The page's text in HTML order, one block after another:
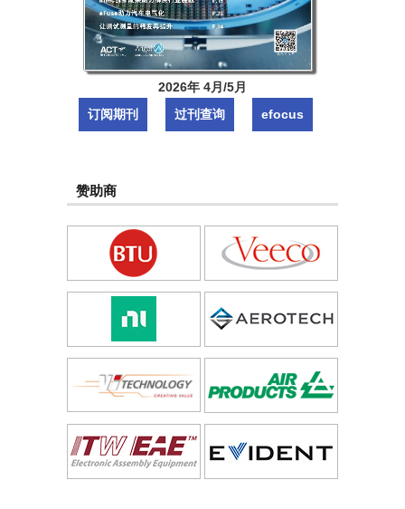
2026年 4月/5月
订阅期刊
过刊查询 efocus
赞助商